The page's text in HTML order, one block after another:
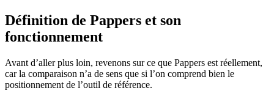
Définition de Pappers et son
fonctionnement
Avant d’aller plus loin, revenons sur ce que Pappers est réellement,
car la comparaison n’a de sens que si l’on comprend bien le
positionnement de l’outil de référence.